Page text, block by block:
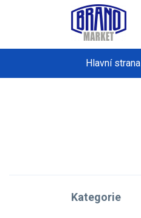
Hlavní strana
Kategorie